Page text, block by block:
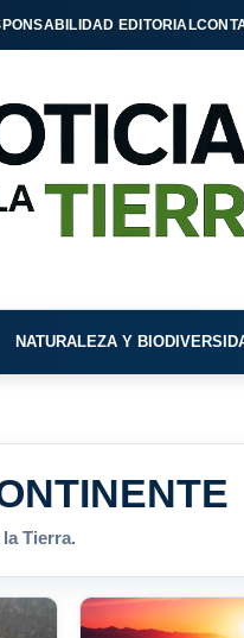
EDITORIAL
NATURALEZA Y
Tierra.